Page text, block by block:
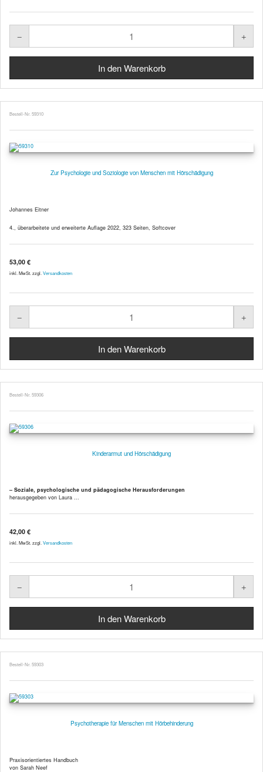
Bestell-Nr. 59310
Zur Psychologie und Soziologie von Menschen mit Hörschädigung
Johannes Eitner
4., überarbeitete und erweiterte Auflage 2022, 323 Seiten, Softcover
53,00 €
inkl. MwSt. zzgl. Versandkosten
Bestell-Nr. 59306
Kinderarmut und Hörschädigung
– Soziale, psychologische und pädagogische Herausforderungen
herausgegeben von Laura ...
42,00 €
inkl. MwSt. zzgl. Versandkosten
Bestell-Nr. 59303
Psychotherapie für Menschen mit Hörbehinderung
Praxisorientiertes Handbuch
von Sarah Neef